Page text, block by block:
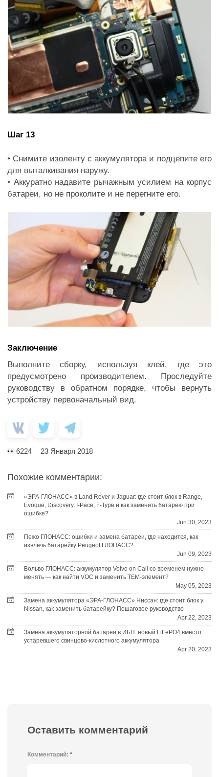
Шаг 13
• Снимите изоленту с аккумулятора и подцепите его
для выталкивания наружу.
• Аккуратно надавите рычажным усилием на корпус
батареи, но не проколите и не перегните его.
Заключение
Выполните сборку, используя клей, где это
предусмотрено производителем. Проследуйте
руководству в обратном порядке, чтобы вернуть
устройству первоначальный вид.
6224 23 Января 2018
Похожие комментарии:
«ЭРА-ГЛОНАСС» в Land Rover и Jaguar: где стоит блок в Range,
Evoque, Discovery, I-Pace, F-Type и как заменить батарею при
ошибке?
Jun 30, 2023
Пежо ГЛОНАСС: ошибки и замена батареи, где находится, как
извлечь батарейку Peugeot ГЛОНАСС?
Jun 09, 2023
Вольво ГЛОНАСС: аккумулятор Volvo on Call со временем нужно
менять — как найти VOC и заменить TEM-элемент?
May 05, 2023
Замена аккумулятора «ЭРА-ГЛОНАСС» Ниссан: где стоит блок у
Nissan, как заменить батарейку? Пошаговое руководство
Apr 22, 2023
Замена аккумуляторной батареи в ИБП: новый LiFePO4 вместо
устаревшего свинцово-кислотного аккумулятора
Apr 20, 2023
Оставить комментарий
Комментарий: *